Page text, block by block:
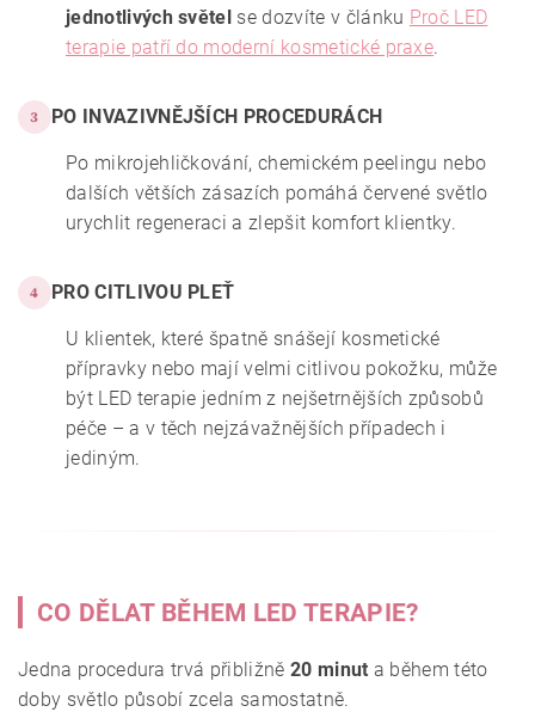
jednotlivých světel se dozvíte v článku Proč LED
terapie patří do moderní kosmetické praxe.
3 PO INVAZIVNĚJŠÍCH PROCEDURÁCH
Po mikrojehličkování, chemickém peelingu nebo
dalších větších zásazích pomáhá červené světlo
urychlit regeneraci a zlepšit komfort klientky.
4 PRO CITLIVOU PLEŤ
U klientek, které špatně snášejí kosmetické
přípravky nebo mají velmi citlivou pokožku, může
být LED terapie jedním z nejšetrnějších způsobů
péče – a v těch nejzávažnějších případech i
jediným.
CO DĚLAT BĚHEM LED TERAPIE?
Jedna procedura trvá přibližně 20 minut a během této
doby světlo působí zcela samostatně.